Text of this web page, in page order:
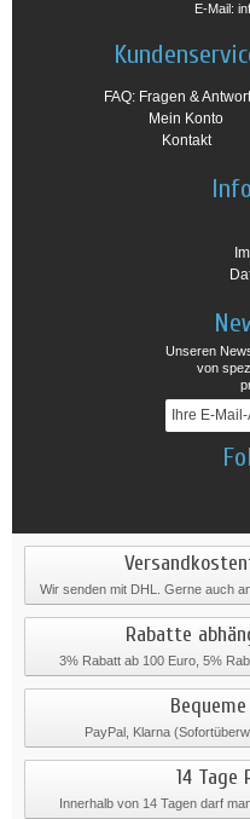
E-Mail:
FAQ: Fragen &
Mein Konto
Kontakt
Unseren
von
Wir senden mit DHL. Gerne auch
Rabatte
3% Rabatt ab 100 Euro, 5%
PayPal, Klarna
14 Tage
Innerhalb von 14 Tagen darf